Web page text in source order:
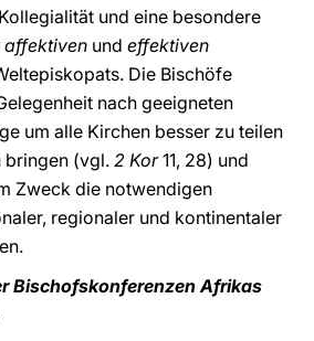
und eine besondere
affektiven und effektiven
Die Bischöfe
nach geeigneten
um alle Kirchen besser zu teilen
bringen (vgl. 2 Kor11, 28) und
Zweck die notwendigen
regionaler und kontinentaler
Bischofskonferenzen Afrikas